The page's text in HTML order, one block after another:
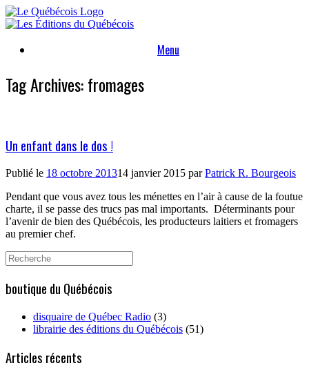
Skip
to
Menu
Tag Archives:fromages
Un enfant dans le dos !
Publié le 18 octobre 201314 janvier 2015 parPatrick R. Bourgeois
Pendant que vous avez tous les ménettes en l’air à cause de la foutue
charte, il se passe des trucs pas mal importants. Déterminants pour
l’avenir de bien des Québécois, les producteurs laitiers et fromagers
au premier chef.
Search
for:
boutique du Québécois
disquaire de Québec Radio (3)
librairie des éditions du Québécois (51)
Articles récents